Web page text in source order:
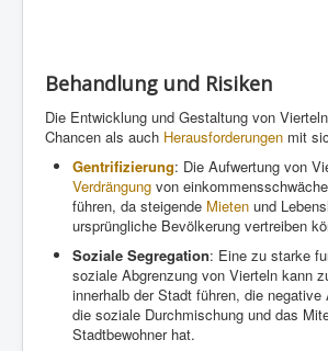
Behandlung und Risiken
Die Entwicklung und Gestaltung von
Chancen als auch Herausforderungen mit
Gentrifizierung: Die Aufwertung von
Verdrängung von
führen, da steigende Mieten und
ursprüngliche Bevölkerung vertreiben
Soziale Segregation: Eine zu starke
soziale Abgrenzung von Vierteln kann
innerhalb der Stadt führen, die negative
die soziale Durchmischung und das
Stadtbewohner hat.